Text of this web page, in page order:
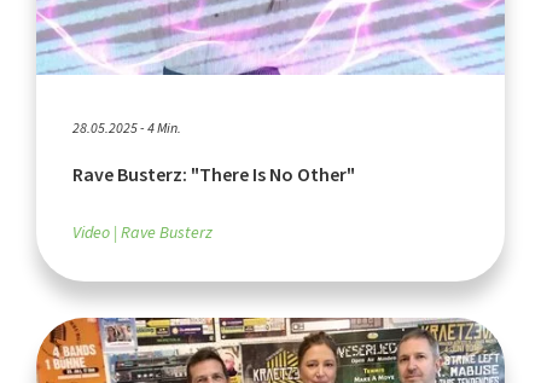
28.05.2025 - 4 Min.
Rave Busterz: "There Is No Other"
Video Rave Busterz